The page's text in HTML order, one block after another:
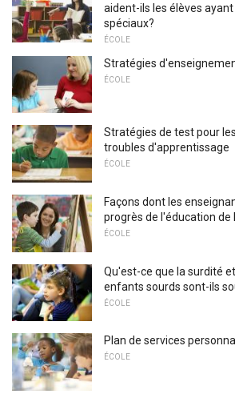
aident-ils les élèves
spéciaux?
ÉCOLE
Stratégies
ÉCOLE
Stratégies de test pour
troubles d'apprentissage
ÉCOLE
Façons dont les
progrès de l'éducation
ÉCOLE
Qu'est-ce que la surdité
enfants sourds sont-ils
ÉCOLE
Plan de services
ÉCOLE